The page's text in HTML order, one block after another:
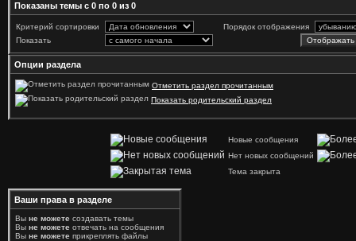
Показаны темы с 0 по 0 из 0
Критерий сортировки
Порядок отображения
Показать
Опции раздела
Отметить раздел прочитанным
Показать родительский раздел
Новые сообщения
Нет новых сообщений
Тема закрыта
Ваши права в разделе
Вы не можете создавать темы
Вы не можете отвечать на сообщения
Вы не можете прикреплять файлы